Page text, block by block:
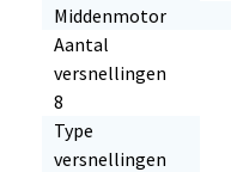
Middenmotor
Aantal
versnellingen
8
Type
versnellingen